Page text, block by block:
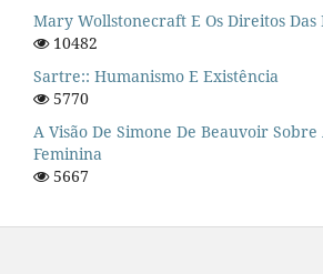
Mary Wollstonecraft E Os Direitos
10482
Sartre:: Humanismo E Existência
5770
A Visão De Simone De Beauvoir Sobre
Feminina
5667